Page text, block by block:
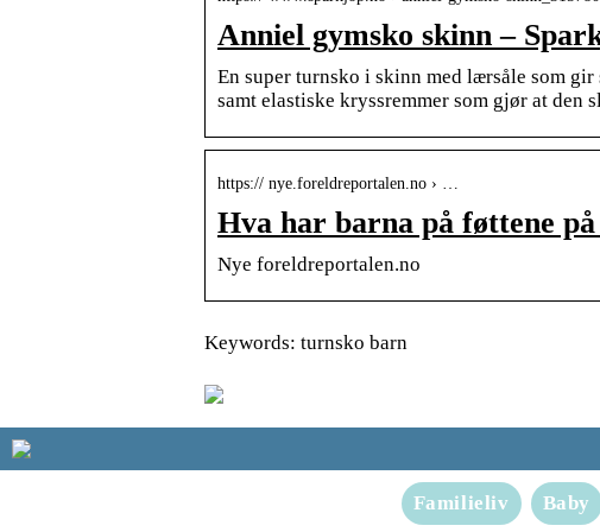
Anniel gymsko skinn –
En super turnsko i skinn med lærsåle som
samt elastiske kryssremmer som gjør at den
https:// nye.foreldreportalen.no › …
Hva har barna på føttene
Nye foreldreportalen.no
Keywords: turnsko barn
Familieliv Baby